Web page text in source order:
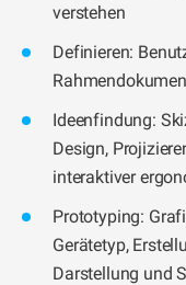
verstehen
Definieren:
Ideenfindung:
Design,
interaktiver
Prototyping:
Gerätetyp,
Darstellung und